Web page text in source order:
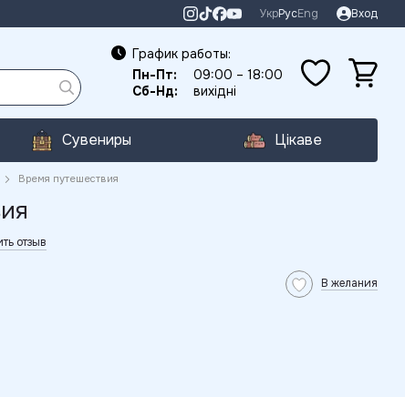
УкрРусEng Вход
График работы:
Пн-Пт:
09:00 – 18:00
Сб-Нд:
вихідні
Сувениры Цікаве
Время путешествия
отзыв
В желания